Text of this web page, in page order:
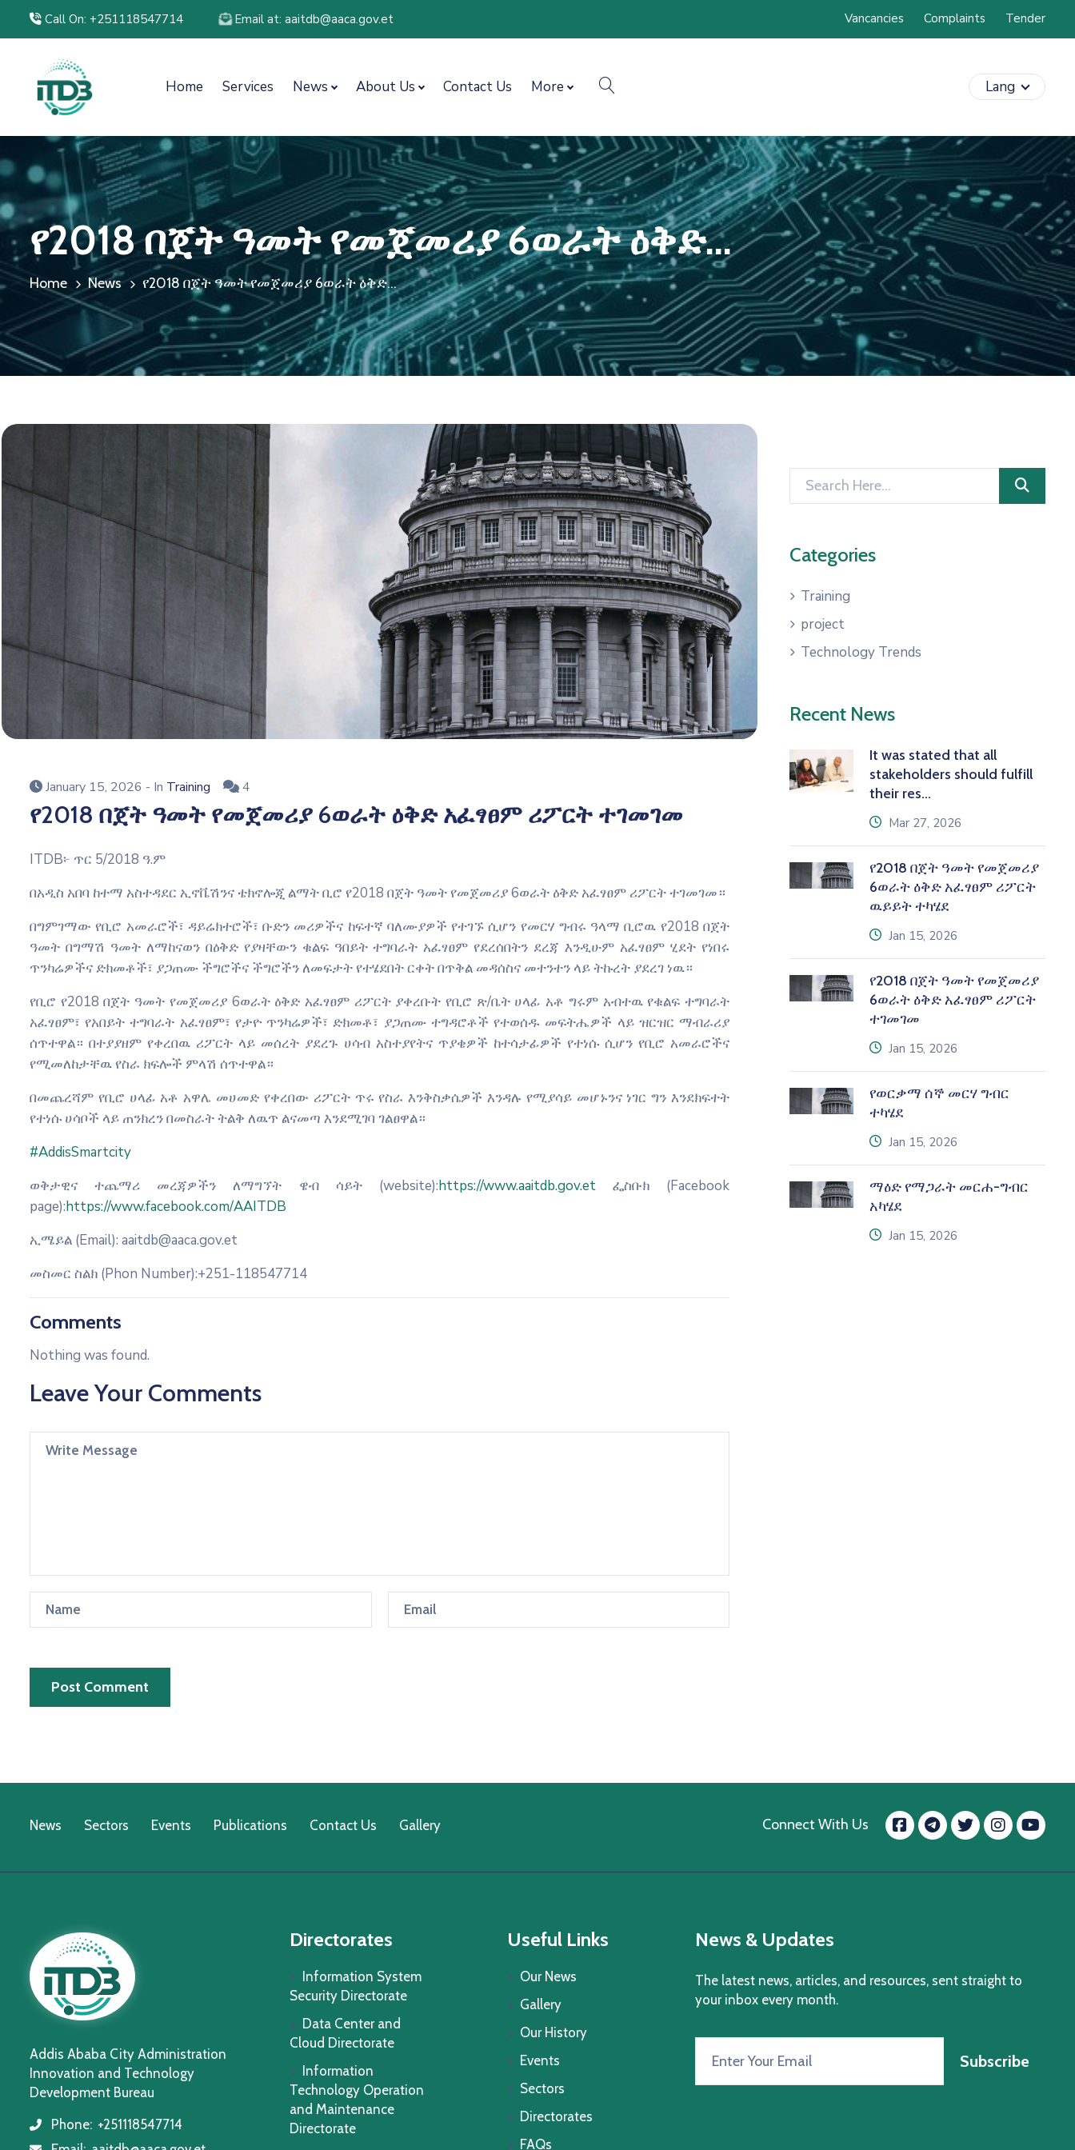
Call On: +251118547714 Email at: aaitdb@aaca.gov.et Vancancies Complaints Tender
Home Services News About Us Contact Us More Lang
የ2018 በጀት ዓመት የመጀመሪያ 6ወራት ዕቅድ...
Home News የ2018 በጀት ዓመት የመጀመሪያ 6ወራት ዕቅድ...
January 15, 2026 - In Training 4
የ2018 በጀት ዓመት የመጀመሪያ 6ወራት ዕቅድ አፈፃፀም ሪፖርት ተገመገመ
ITDB፦ ጥር 5/2018 ዓ.ም
በአዲስ አበባ ከተማ አስተዳደር ኢኖቬሽንና ቴክኖሎጂ ልማት ቢሮ የ2018 በጀት ዓመት የመጀመሪያ 6ወራት ዕቅድ አፈፃፀም ሪፖርት ተገመገመ።
በግምገማው የቢሮ አመራሮች፣ ዳይሬክተሮች፣ ቡድን መሪዎችና ከፍተኛ ባለሙያዎች የተገኙ ሲሆን የመርሃ ግብሩ ዓላማ ቢሮዉ የ2018 በጀት
ዓመት በግማሽ ዓመት ለማከናወን በዕቅድ የያዛቸውን ቁልፍ ዓበይት ተግባራት አፈፃፀም የደረሰበትን ደረጃ እንዲሁም አፈፃፀም ሂደት የነበሩ
ጥንካሬዎችና ድክመቶች፣ ያጋጠሙ ችግሮችና ችግሮችን ለመፍታት የተሄደበት ርቀት በጥቅል መዳሰስና መተንተን ላይ ትኩረት ያደረገ ነዉ።
የቢሮ የ2018 በጀት ዓመት የመጀመሪያ 6ወራት ዕቅድ አፈፃፀም ሪፖርት ያቀረቡት የቢሮ ጽ/ቤት ሀላፊ አቶ ግሩም አብተዉ የቁልፍ ተግባራት
አፈፃፀም፣ የአበይት ተግባራት አፈፃፀም፣ የታዮ ጥንካሬዎች፣ ድክመቶ፣ ያጋጠሙ ተግዳሮቶች የተወሰዱ መፍትሔዎች ላይ ዝርዝር ማብራሪያ
ሰጥተዋል። በተያያዘም የቀረበዉ ሪፖርት ላይ መሰረት ያደረጉ ሀሳብ አስተያየትና ጥያቄዎች ከተሳታፊዎች የተነሱ ሲሆን የቢሮ አመራሮችና
የሚመለከታቸዉ የስራ ክፍሎች ምላሽ ሰጥተዋል።
በመጨረሻም የቢሮ ሀላፊ አቶ አዋሌ መሀመድ የቀረበው ሪፖርት ጥሩ የስራ እንቅስቃሴዎች እንዳሉ የሚያሳይ መሆኑንና ነገር ግን እንደክፍተት
የተነሱ ሀሳቦች ላይ ጠንክረን በመስራት ትልቅ ለዉጥ ልናመጣ እንደሚገባ ገልፀዋል።
#AddisSmartcity
ወቅታዊና ተጨማሪ መረጃዎችን ለማግኘት ዌብ ሳይት (website):https://www.aaitdb.gov.etፌስቡክ (Facebook
page):https://www.facebook.com/AAITDB
ኢሜይል (Email): aaitdb@aaca.gov.et
መስመር ስልክ (Phon Number):+251-118547714
Comments
Nothing was found.
Leave Your Comments
Post Comment
Categories
Training
project
Technology Trends
Recent News
It was stated that all
stakeholders should fulfill
their res...
icon
Mar 27, 2026
የ2018 በጀት ዓመት የመጀመሪያ
6ወራት ዕቅድ አፈፃፀም ሪፖርት
ዉይይት ተካሄደ
icon
Jan 15, 2026
የ2018 በጀት ዓመት የመጀመሪያ
6ወራት ዕቅድ አፈፃፀም ሪፖርት
ተገመገመ
icon
Jan 15, 2026
የወርቃማ ሰኞ መርሃ ግብር
ተካሄደ
icon
Jan 15, 2026
ማዕድ የማጋራት መርሐ-ግብር
አካሄደ
icon
Jan 15, 2026
News Sectors Events Publications Contact Us Gallery Connect With Us FacebookTwitter
Addis Ababa City Administration
Innovation and Technology
Development Bureau
icon
Phone: +251118547714
Directorates
Information System
Security Directorate
Data Center and
Cloud Directorate
Information
Technology Operation
and Maintenance
Directorate
Useful Links
Our News
Gallery
Our History
Events
Sectors
Directorates
FAQs
News & Updates
The latest news, articles, and resources, sent straight to
your inbox every month.
Subscribe